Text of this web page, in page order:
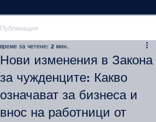
Публикация
Нови изменения в Закона
за чужденците: Какво
означават за бизнеса и
внос на работници от
време за четене: 2 мин.